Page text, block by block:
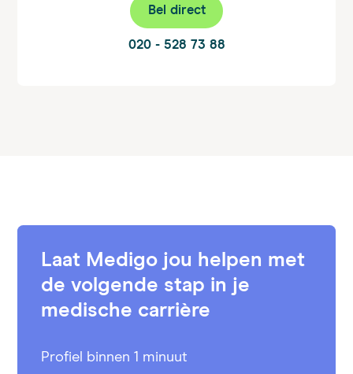
Bel direct
020 - 528 73 88
Laat Medigo jou helpen met
de volgende stap in je
medische carrière
Profiel binnen 1 minuut